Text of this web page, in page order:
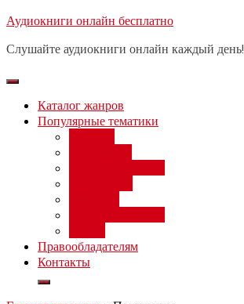
Перейти
содержимому
Аудиокниги онлайн бесплатно
Слушайте аудиокниги онлайн каждый день!
Каталог жанров
Популярные тематики
Правообладателям
Контакты
Бесплатный вебинар: заработок
день